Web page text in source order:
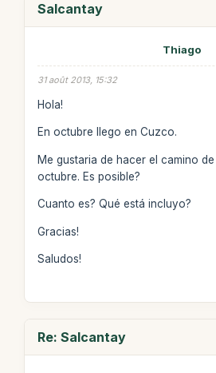
Salcantay
Thiago
31 août 2013, 15:32
Hola!
En octubre llego en Cuzco.
Me gustaria de hacer el camino
octubre. Es posible?
Cuanto es? Qué está incluyo?
Gracias!
Saludos!
Re: Salcantay